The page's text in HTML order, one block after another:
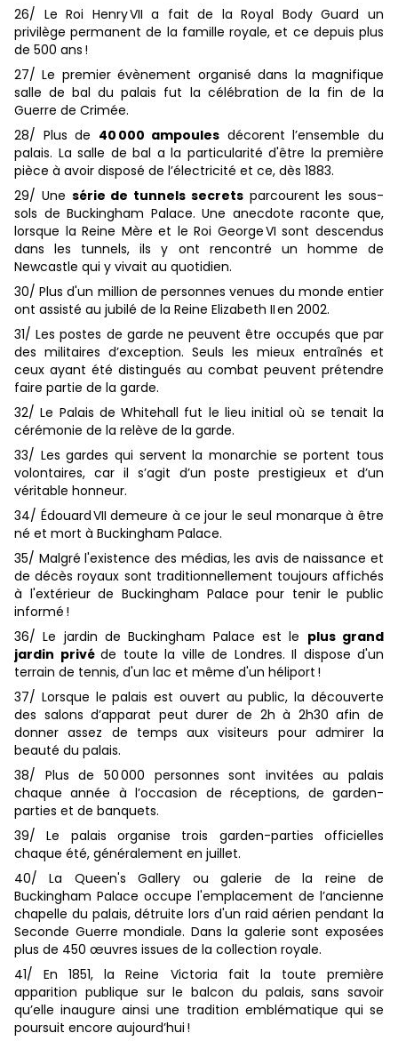
26/ Le Roi Henry VII a fait de la Royal Body Guard un
privilège permanent de la famille royale, et ce depuis plus
de 500 ans !
27/ Le premier évènement organisé dans la magnifique
salle de bal du palais fut la célébration de la fin de la
Guerre de Crimée.
28/ Plus de 40 000 ampoules décorent l’ensemble du
palais. La salle de bal a la particularité d'être la première
pièce à avoir disposé de l’électricité et ce, dès 1883.
29/ Une série de tunnels secretsparcourent les sous-
sols de Buckingham Palace. Une anecdote raconte que,
lorsque la Reine Mère et le Roi George VI sont descendus
dans les tunnels, ils y ont rencontré un homme de
Newcastle qui y vivait au quotidien.
30/ Plus d'un million de personnes venues du monde entier
ont assisté au jubilé de la Reine Elizabeth II en 2002.
31/ Les postes de garde ne peuvent être occupés que par
des militaires d’exception. Seuls les mieux entraînés et
ceux ayant été distingués au combat peuvent prétendre
faire partie de la garde.
32/ Le Palais de Whitehall fut le lieu initial où se tenait la
cérémonie de la relève de la garde.
33/ Les gardes qui servent la monarchie se portent tous
volontaires, car il s’agit d’un poste prestigieux et d’un
véritable honneur.
34/ Édouard VII demeure à ce jour le seul monarque à être
né et mort à Buckingham Palace.
35/ Malgré l'existence des médias, les avis de naissance et
de décès royaux sont traditionnellement toujours affichés
à l'extérieur de Buckingham Palace pour tenir le public
informé !
36/ Le jardin de Buckingham Palace est le plus grand
jardin privé de toute la ville de Londres. Il dispose d'un
terrain de tennis, d'un lac et même d'un héliport !
37/ Lorsque le palais est ouvert au public, la découverte
des salons d’apparat peut durer de 2h à 2h30 afin de
donner assez de temps aux visiteurs pour admirer la
beauté du palais.
38/ Plus de 50 000 personnes sont invitées au palais
chaque année à l’occasion de réceptions, de garden-
parties et de banquets.
39/ Le palais organise trois garden-parties officielles
chaque été, généralement en juillet.
40/ La Queen's Gallery ou galerie de la reine de
Buckingham Palace occupe l'emplacement de l’ancienne
chapelle du palais, détruite lors d'un raid aérien pendant la
Seconde Guerre mondiale. Dans la galerie sont exposées
plus de 450 œuvres issues de la collection royale.
41/ En 1851, la Reine Victoria fait la toute première
apparition publique sur le balcon du palais, sans savoir
qu’elle inaugure ainsi une tradition emblématique qui se
poursuit encore aujourd’hui !